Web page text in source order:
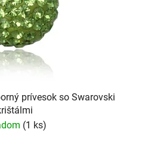
prívesok so Swarovski
(1 ks)